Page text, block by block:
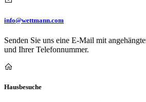
info@wettmann.com
Senden Sie uns eine E-Mail mit
und Ihrer Telefonnummer.
Hausbesuche